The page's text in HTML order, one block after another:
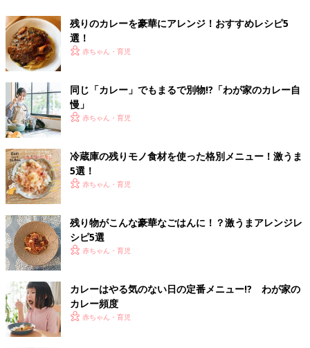
残りのカレーを豪華にアレンジ！おすすめレシピ5
選！
赤ちゃん・育児
同じ「カレー」でもまるで別物!?「わが家のカレー自
慢」
赤ちゃん・育児
冷蔵庫の残りモノ食材を使った格別メニュー！激うま
5選！
赤ちゃん・育児
残り物がこんな豪華なごはんに！？激うまアレンジレ
シピ5選
赤ちゃん・育児
カレーはやる気のない日の定番メニュー!? わが家の
カレー頻度
赤ちゃん・育児